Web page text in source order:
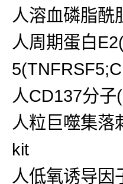
人溶血磷脂酰
人周期蛋白
人CD137分
人粒巨噬集落
kit
人低氧诱导因